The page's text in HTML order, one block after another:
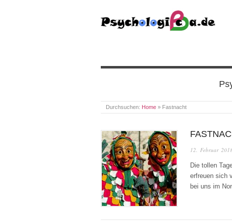
Durchsuchen: Home » Fastnacht
12. Februar
Die tollen
erfreuen sich
bei uns im